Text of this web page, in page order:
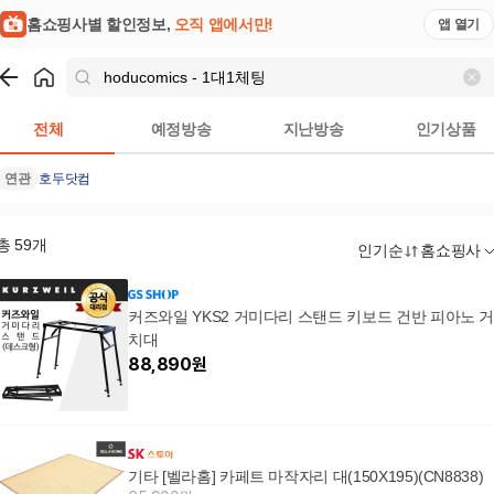
홈쇼핑사별 할인정보, 오직 앱에서만! 앱 열기
전체 예정방송 지난방송 인기상품
연관 호두닷컴
59개 인기순 홈쇼핑사
커즈와일 YKS2 거미다리 스탠드 키보드 건반 피아노 거
치대
88,890원
기타 [벨라홈] 카페트 마작자리 대(150X195)(CN8838)